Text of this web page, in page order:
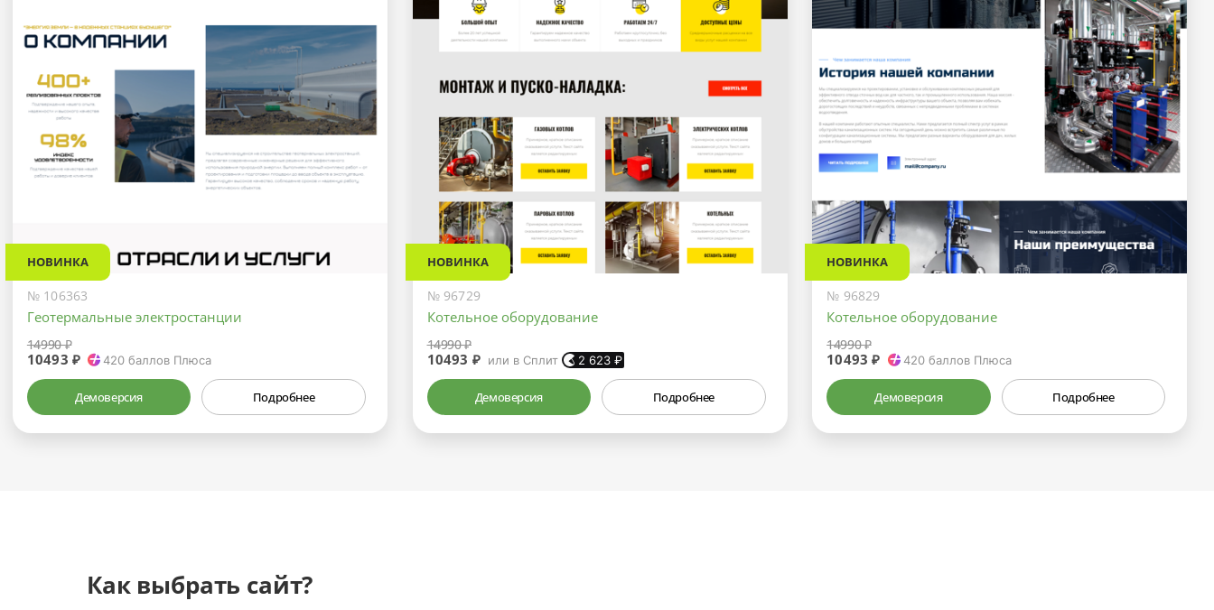
НОВИНКА
№ 106363
Геотермальные электростанции
14990 ₽
10493 ₽ 420 баллов Плюса
Демоверсия Подробнее
НОВИНКА
№ 96729
Котельное оборудование
14990 ₽
10493 ₽ или в Сплит 2 623₽
Демоверсия Подробнее
НОВИНКА
№ 96829
Котельное оборудование
14990 ₽
10493 ₽ 420баллов Плюса
Демоверсия Подробнее
Как выбрать сайт?